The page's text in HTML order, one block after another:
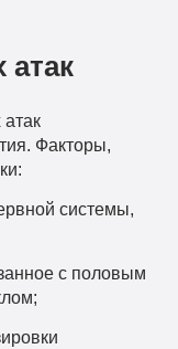
Факторы,
системы,
с половым